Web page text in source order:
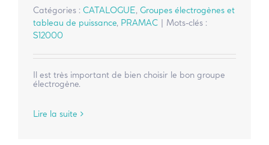
Catégories : CATALOGUE, Groupes électrogènes et
tableau de puissance, PRAMAC | Mots-clés :
S12000
Il est très important de bien choisir le bon groupe
électrogène.
Lire la suite